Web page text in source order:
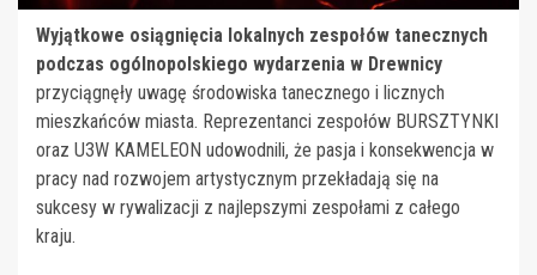
Wyjątkowe osiągnięcia lokalnych zespołów tanecznych
podczas ogólnopolskiego wydarzenia w Drewnicy
przyciągnęły uwagę środowiska tanecznego i licznych
mieszkańców miasta. Reprezentanci zespołów BURSZTYNKI
oraz U3W KAMELEON udowodnili, że pasja i konsekwencja w
pracy nad rozwojem artystycznym przekładają się na
sukcesy w rywalizacji z najlepszymi zespołami z całego
kraju.